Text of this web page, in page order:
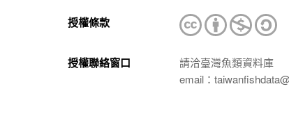
授權條款
授權聯絡窗口
請洽臺灣魚類資料庫
email：